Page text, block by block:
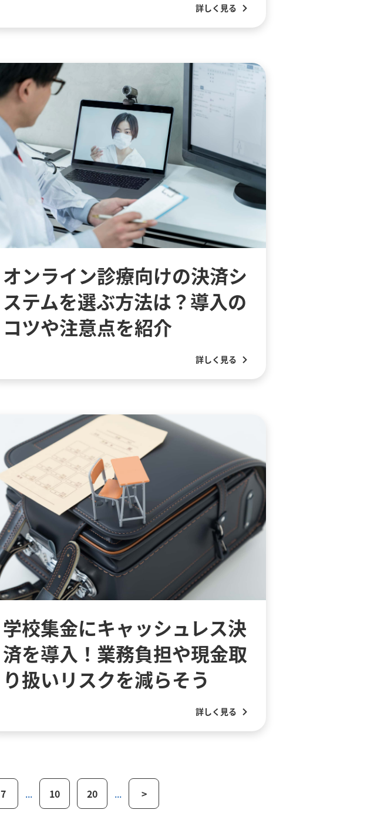
詳しく見る
オンライン診療向けの決済シ
ステムを選ぶ方法は？導入の
コツや注意点を紹介
詳しく見る
学校集金にキャッシュレス決
済を導入！業務負担や現金取
り扱いリスクを減らそう
詳しく見る
7 ... 10 20 ... >